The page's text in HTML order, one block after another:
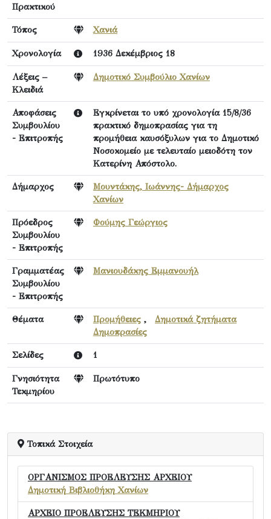
Πρακτικού
Τόπος Χανιά
Χρονολογία 1936 Δεκέμβριος 18
Λέξεις –
Κλειδιά
Δημοτικό Συμβούλιο Χανίων
Αποφάσεις
Συμβουλίου
- Επιτροπής
Εγκρίνεται το υπό χρονολογία 15/8/36
πρακτικό δημοπρασίας για τη
προμήθεια καυσόξυλων για το Δημοτικό
Νοσοκομείο με τελευταίο μειοδότη τον
Κατερίνη Απόστολο.
Δήμαρχος
Μουντάκης, Ιωάννης- Δήμαρχος
Χανίων
Πρόεδρος
Συμβουλίου
- Επιτροπής
Φούμης Γεώργιος
Γραμματέας
Συμβουλίου
- Επιτροπής
Μανιουδάκης Εμμανουήλ
Θέματα Προμήθειες , Δημοτικά ζητήματα
Δημοπρασίες
Σελίδες 1
Γνησιότητα
Τεκμηρίου
Πρωτότυπο
Τοπικά Στοιχεία
ΟΡΓΑΝΙΣΜΟΣ ΠΡΟΕΛΕΥΣΗΣ ΑΡΧΕΙΟΥ
Δημοτική Βιβλιοθήκη Χανίων
ΑΡΧΕΙΟ ΠΡΟΕΛΕΥΣΗΣ ΤΕΚΜΗΡΙΟΥ